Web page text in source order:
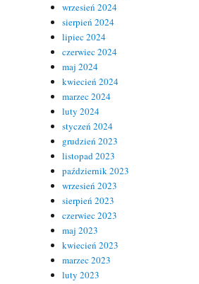
wrzesień 2024
sierpień 2024
lipiec 2024
czerwiec 2024
maj 2024
kwiecień 2024
marzec 2024
luty 2024
styczeń 2024
grudzień 2023
listopad 2023
październik 2023
wrzesień 2023
sierpień 2023
czerwiec 2023
maj 2023
kwiecień 2023
marzec 2023
luty 2023